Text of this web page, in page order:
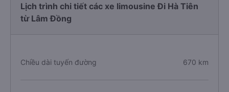
Lịch trình chi tiết các xe limousine Đi Hà Tiên
từ Lâm Đồng
Chiều dài tuyến đường 670 km